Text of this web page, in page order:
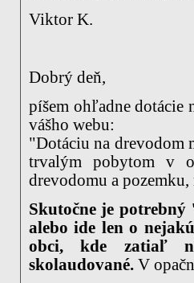
Viktor K.
Dobrý deň,
píšem ohľadne dotácie
vášho webu:
"Dotáciu na drevodom
trvalým pobytom v
drevodomu a
Skutočne je
alebo ide len o
obci, kde zatiaľ
skolaudované. V